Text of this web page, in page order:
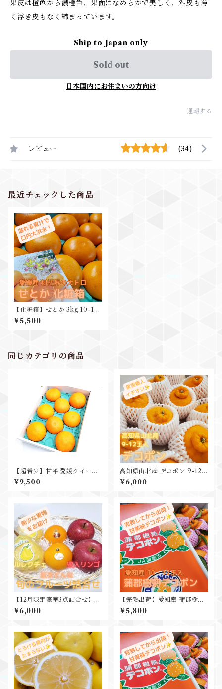
果皮は橙色から濃橙色、果面はなめらかで美しく、外皮も薄
く浮き皮もなく締まっています。
Ship to Japan only
Sold out
日本国内にお住まいの方向け
通報する
レビュー (34)
最近チェックした商品
【化粧箱】せとか 3kg 10-12
玉入 贈り物 プレゼントに
¥5,500
同じカテゴリの商品
【超希少】甘平 愛媛クイーン
スプラッシュ 特秀品 ４L 8玉
3㎏
¥9,500
高知県山北産 デコポン 9-12玉
入 約3kg
¥6,000
【12月限定豪華3点詰合せ】紅
まどんな ルレクチェ 蜜入りリ
ンゴ 豪華3点セット
¥6,000
【完熟出荷】愛知産 蒲郡樹熟
デコポン 3kg10-12玉入 高糖
度
¥5,800